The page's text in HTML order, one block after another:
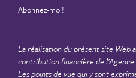
Abonnez-moi!
La réalisation du présent site Web
contribution financière de
Les points de vue qui y sont